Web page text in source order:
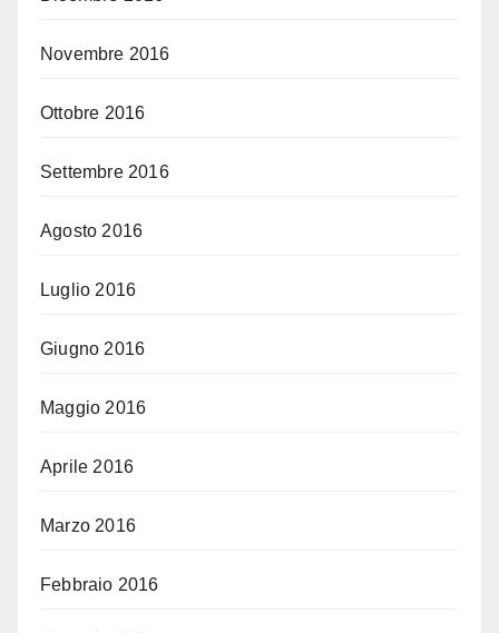
Novembre 2016
Ottobre 2016
Settembre 2016
Agosto 2016
Luglio 2016
Giugno 2016
Maggio 2016
Aprile 2016
Marzo 2016
Febbraio 2016